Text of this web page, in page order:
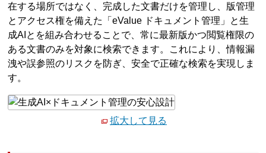
在する場所ではなく、完成した文書だけを管理し、版管理
とアクセス権を備えた「eValue ドキュメント管理」と生
成AIとを組み合わせることで、常に最新版かつ閲覧権限の
ある文書のみを対象に検索できます。これにより、情報漏
洩や誤参照のリスクを防ぎ、安全で正確な検索を実現しま
す。
拡大して見る